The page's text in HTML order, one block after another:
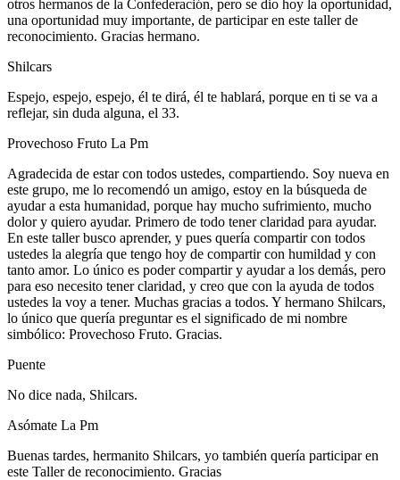
otros hermanos de la Confederación, pero se dio hoy la oportunidad,
una oportunidad muy importante, de participar en este taller de
reconocimiento. Gracias hermano.
Shilcars
Espejo, espejo, espejo, él te dirá, él te hablará, porque en ti se va a
reflejar, sin duda alguna, el 33.
Provechoso Fruto La Pm
Agradecida de estar con todos ustedes, compartiendo. Soy nueva en
este grupo, me lo recomendó un amigo, estoy en la búsqueda de
ayudar a esta humanidad, porque hay mucho sufrimiento, mucho
dolor y quiero ayudar. Primero de todo tener claridad para ayudar.
En este taller busco aprender, y pues quería compartir con todos
ustedes la alegría que tengo hoy de compartir con humildad y con
tanto amor. Lo único es poder compartir y ayudar a los demás, pero
para eso necesito tener claridad, y creo que con la ayuda de todos
ustedes la voy a tener. Muchas gracias a todos. Y hermano Shilcars,
lo único que quería preguntar es el significado de mi nombre
simbólico: Provechoso Fruto. Gracias.
Puente
No dice nada, Shilcars.
Asómate La Pm
Buenas tardes, hermanito Shilcars, yo también quería participar en
este Taller de reconocimiento. Gracias